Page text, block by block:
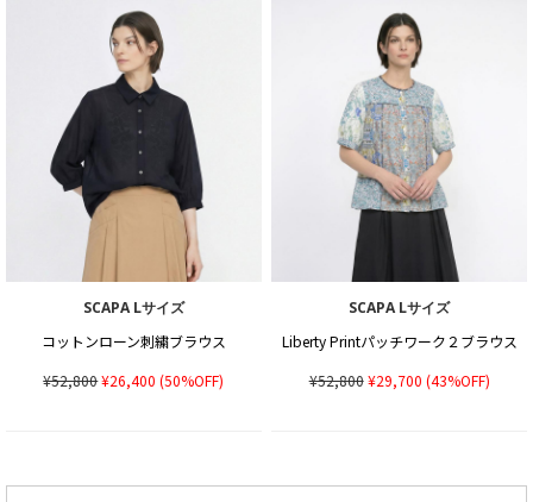
SCAPA Lサイズ
コットンローン刺繍ブラウス
¥52,800¥26,400 (50%OFF)
SCAPA Lサイズ
Liberty Printパッチワーク２ブラウス
¥52,800¥29,700 (43%OFF)